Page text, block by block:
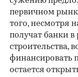
первичном
того, несмотря
получат банки в
строительства,
финансировать
остается